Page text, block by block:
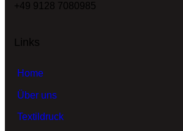
+49 9128 7080985
Links
Home
Über uns
Textildruck